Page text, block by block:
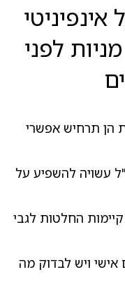
לפני
הן תרחיש אפשרי
עשויה להשפיע על
קיימות החלטות לגבי
ויש לבדוק מה